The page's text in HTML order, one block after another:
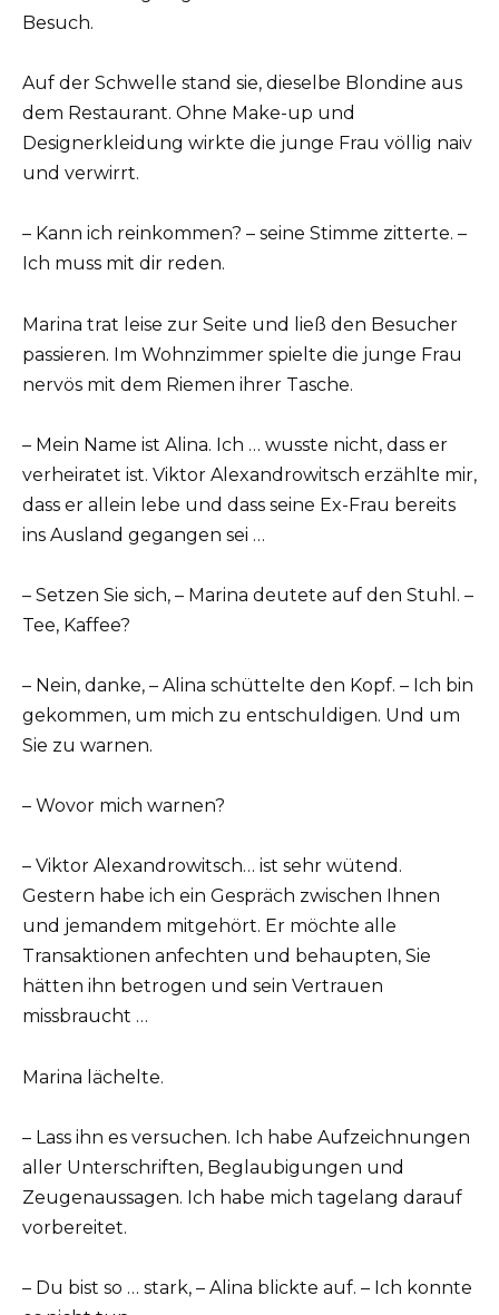
Besuch.
Auf der Schwelle stand sie, dieselbe Blondine aus
dem Restaurant. Ohne Make-up und
Designerkleidung wirkte die junge Frau völlig naiv
und verwirrt.
– Kann ich reinkommen? – seine Stimme zitterte. –
Ich muss mit dir reden.
Marina trat leise zur Seite und ließ den Besucher
passieren. Im Wohnzimmer spielte die junge Frau
nervös mit dem Riemen ihrer Tasche.
– Mein Name ist Alina. Ich … wusste nicht, dass er
verheiratet ist. Viktor Alexandrowitsch erzählte mir,
dass er allein lebe und dass seine Ex-Frau bereits
ins Ausland gegangen sei …
– Setzen Sie sich, – Marina deutete auf den Stuhl. –
Tee, Kaffee?
– Nein, danke, – Alina schüttelte den Kopf. – Ich bin
gekommen, um mich zu entschuldigen. Und um
Sie zu warnen.
– Wovor mich warnen?
– Viktor Alexandrowitsch… ist sehr wütend.
Gestern habe ich ein Gespräch zwischen Ihnen
und jemandem mitgehört. Er möchte alle
Transaktionen anfechten und behaupten, Sie
hätten ihn betrogen und sein Vertrauen
missbraucht …
Marina lächelte.
– Lass ihn es versuchen. Ich habe Aufzeichnungen
aller Unterschriften, Beglaubigungen und
Zeugenaussagen. Ich habe mich tagelang darauf
vorbereitet.
– Du bist so … stark, – Alina blickte auf. – Ich konnte